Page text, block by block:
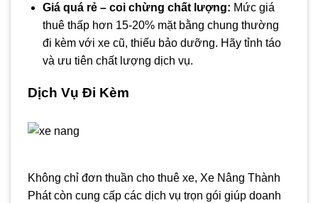
Giá quá rẻ – coi chừng chất lượng: Mức giá
thuê thấp hơn 15-20% mặt bằng chung thường
đi kèm với xe cũ, thiếu bảo dưỡng. Hãy tỉnh táo
và ưu tiên chất lượng dịch vụ.
Dịch Vụ Đi Kèm
Không chỉ đơn thuần cho thuê xe, Xe Nâng Thành
Phát còn cung cấp các dịch vụ trọn gói giúp doanh